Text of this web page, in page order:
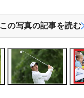
この写真の記事を読む